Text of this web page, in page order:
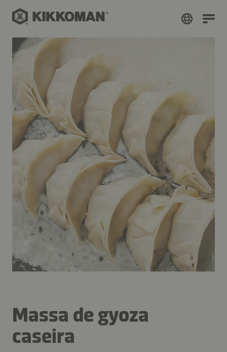
Massa de gyoza
caseira